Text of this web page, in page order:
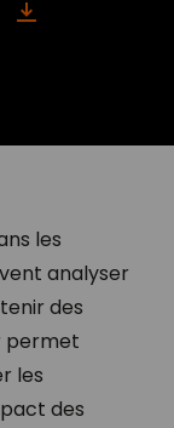
les
analyser
des
permet
les
des